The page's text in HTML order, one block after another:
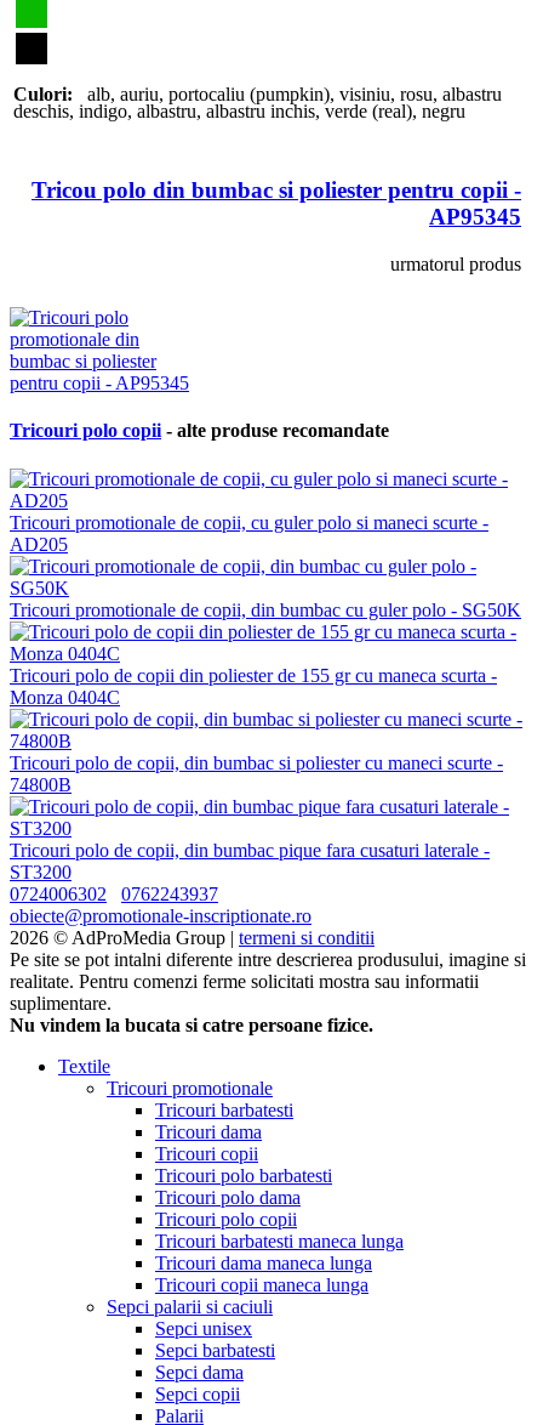
Culori: alb, auriu, portocaliu (pumpkin), visiniu, rosu, albastru
deschis, indigo, albastru, albastru inchis,verde (real), negru
Tricou polo din bumbac si poliester pentru copii -
AP95345
urmatorul produs
Tricouri polo copii - alte produse recomandate
Tricouri promotionale de copii, cu guler polo si maneci scurte -
AD205
Tricouri promotionale de copii, din bumbac cu guler polo - SG50K
Tricouri polo de copii din poliester de 155 gr cu maneca scurta -
Monza 0404C
Tricouri polo de copii, din bumbac si poliester cu maneci scurte -
74800B
Tricouri polo de copii, din bumbac pique fara cusaturi laterale -
ST3200
0724006302
0762243937
obiecte@promotionale-inscriptionate.ro
2026 © AdProMedia Group | termeni si conditii
Pe site se pot intalni diferente intre descrierea produsului, imagine si
realitate. Pentru comenzi ferme solicitati mostra sau informatii
suplimentare.
Nu vindem la bucata si catre persoane fizice.
Textile
Tricouri promotionale
Tricouri barbatesti
Tricouri dama
Tricouri copii
Tricouri polo barbatesti
Tricouri polo dama
Tricouri polo copii
Tricouri barbatesti maneca lunga
Tricouri dama maneca lunga
Tricouri copii maneca lunga
Sepci palarii si caciuli
Sepci unisex
Sepci barbatesti
Sepci dama
Sepci copii
Palarii